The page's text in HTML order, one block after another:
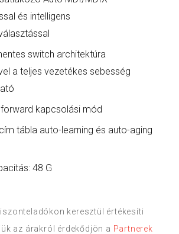
és intelligens
switch architektúra
a teljes vezetékes sebesség
kapcsolási mód
tábla auto-learning és auto-aging
48 G
keresztül értékesíti
az árakról érdekődjön a Partnerek